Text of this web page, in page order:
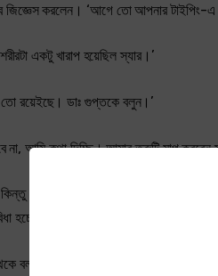
জিজ্ঞেস করলেন। ‘আগে তো আপনার
একটু খারাপ হয়েছিল স্যার।’
তো রয়েইছে। ডাঃ গুপ্তকে বলুন।’
না, আমি কথা দিচ্ছি। আমার ত্রুটি মাপ করবেন
মৃগাঙ্কবাবু নিজে মনে শান্তি পেলেন
হচ্ছে।’
বললেন, ‘আপনার চেহারাটাও দেখে